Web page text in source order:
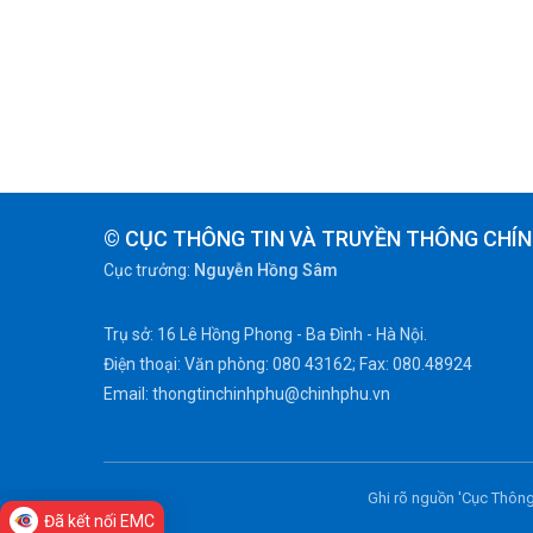
© CỤC THÔNG TIN VÀ TRUYỀN THÔNG
Cục trưởng: Nguyễn Hồng Sâm
Trụ sở: 16 Lê Hồng Phong - Ba Đình - Hà Nội.
Điện thoại: Văn phòng: 080 43162; Fax: 080.48924
Email: thongtinchinhphu@chinhphu.vn
Ghi rõ nguồn 'Cục
Đã kết nối EMC